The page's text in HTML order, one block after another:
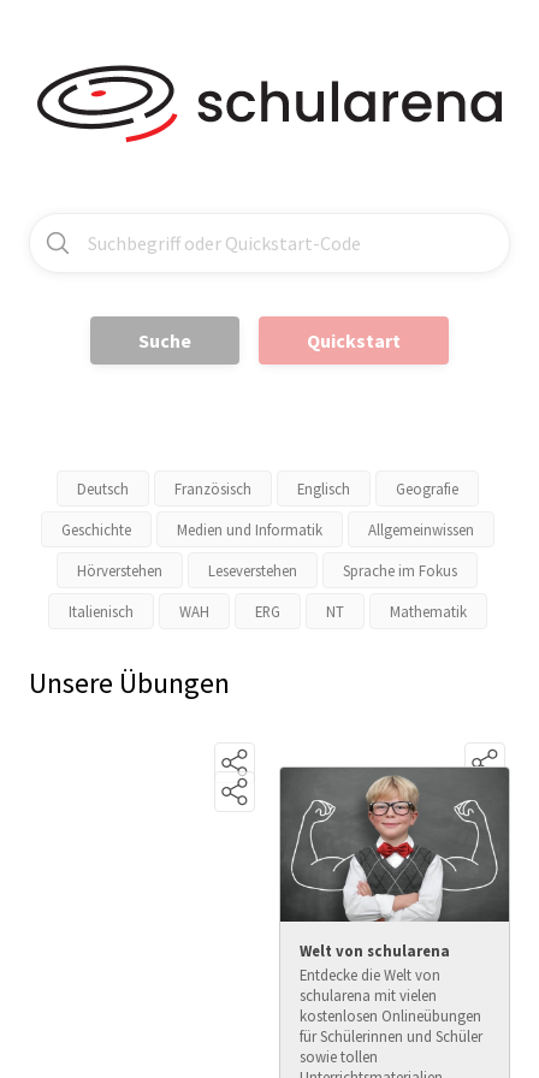
Suche Quickstart
Deutsch Französisch Englisch Geografie
Geschichte Medien und Informatik Allgemeinwissen
Hörverstehen Leseverstehen Sprache im Fokus
Italienisch WAH ERG NT Mathematik
Unsere Übungen
Welt von schularena
Entdecke die Welt von
schularena mit vielen
kostenlosen Onlineübungen
für Schülerinnen und Schüler
sowie tollen